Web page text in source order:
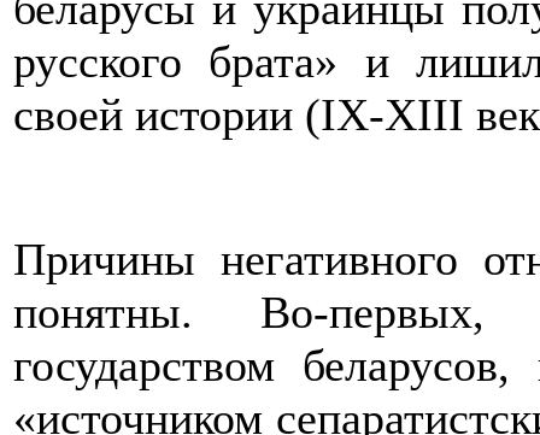
русского брата» и
своей истории (IX-XIII
Причины негативного
понятны. Во-
государством
«источником